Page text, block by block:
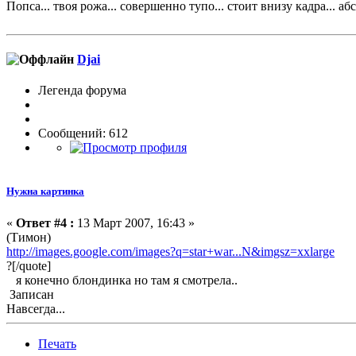
Попса... твоя рожа... совершенно тупо... стоит внизу кадра...
Djai
Легенда форума
Сообщений: 612
Нужна картинка
« Ответ #4 : 13 Март 2007, 16:43 »
(Тимон)
http://images.google.com/images?q=star+war...N&imgsz=xxlarge
?[/quote]
я конечно блондинка но там я смотрела..
Записан
Навсегда...
Печать